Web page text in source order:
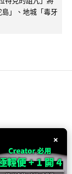
」、地城「毒牙
業績反增
「新鮮
×